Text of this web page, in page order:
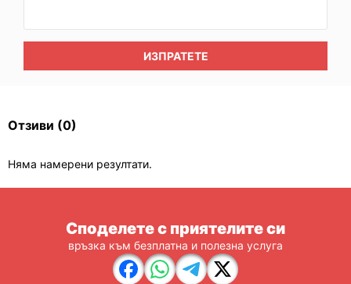
ИЗПРАТЕТЕ
Отзиви (0)
Няма намерени резултати.
Споделете с приятелите си
връзка към безплатна и полезна услуга